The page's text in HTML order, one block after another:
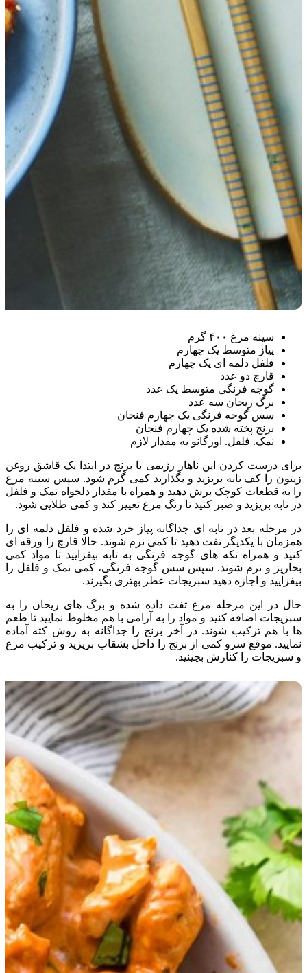
سینه مرغ ۴۰۰ گرم
پیاز متوسط یک چهارم
فلفل دلمه ای یک چهارم
قارچ دو عدد
گوجه فرنگی متوسط یک عدد
برگ ریحان سه عدد
سس گوجه فرنگی یک چهارم فنجان
برنج پخته شده یک چهارم فنجان
نمک. فلفل. اورگانو به مقدار لازم
برای درست کردن این ناهار رژیمی با برنج در ابتدا یک قاشق روغن
زیتون را کف تابه بریزید و بگذارید کمی گرم شود. سپس سینه مرغ
را به قطعات کوچک برش دهید و همراه با مقدار دلخواه نمک و فلفل
در تابه بریزید و صبر کنید تا رنگ مرغ تغییر کند و کمی طلایی شود.
در مرحله بعد در تابه ای جداگانه پیاز خرد شده و فلفل دلمه ای را
همزمان با یکدیگر تفت دهید تا کمی نرم شوند. حالا قارچ را ورقه ای
کنید و همراه تکه های گوجه فرنگی به تابه بیفزایید تا مواد کمی
بخارپز و نرم شوند. سپس سس گوجه فرنگی، کمی نمک و فلفل را
بیفزایید و اجازه دهید سبزیجات عطر بهتری بگیرند.
حال در این مرحله مرغ تفت داده شده و برگ های ریحان را به
سبزیجات اضافه کنید و مواد را به آرامی با هم مخلوط نمایید تا طعم
ها با هم ترکیب شوند. در آخر برنج را جداگانه به روش کته آماده
نمایید. موقع سرو کمی از برنج را داخل بشقاب بریزید و ترکیب مرغ
و سبزیجات را کنارش بچینید.